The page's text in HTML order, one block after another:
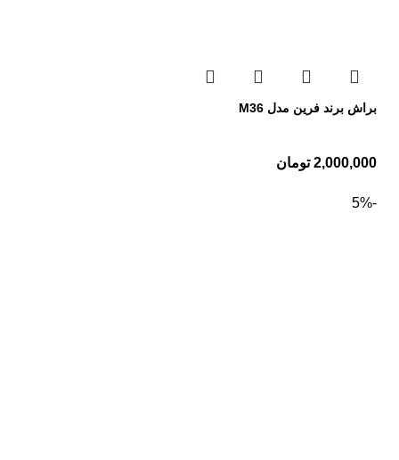
براش برند فرین مدل M36
2,000,000 تومان
-5%